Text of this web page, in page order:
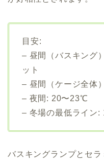
目安:
– 昼間（バスキング
ット
– 昼間（ケージ全体
– 夜間: 20〜23℃
– 冬場の最低ライン
バスキングランプとセラ